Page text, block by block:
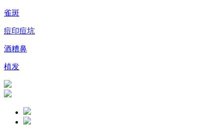
雀斑
痘印痘坑
酒糟鼻
植发